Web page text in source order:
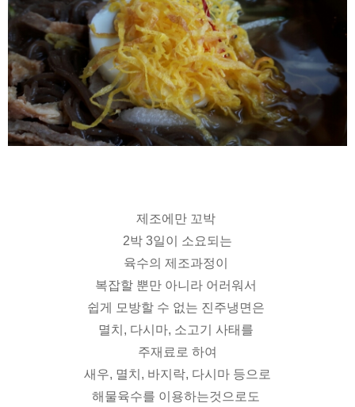
제조에만 꼬박
2박 3일이 소요되는
육수의 제조과정이
복잡할 뿐만 아니라 어러워서
쉽게 모방할 수 없는 진주냉면은
멸치, 다시마, 소고기 사태를
주재료로 하여
새우, 멸치, 바지락, 다시마 등으로
해물육수를 이용하는것으로도